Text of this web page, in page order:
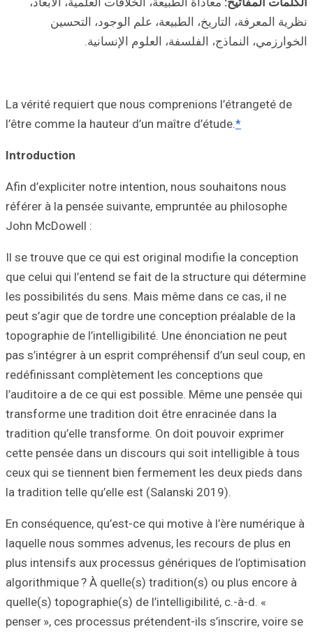
التحسين
La vérité
l’être comme la
Afin d’expliciter
référer à la
Il se trouve que
que celui qui
les possibilités
peut s’agir que
topographie de
pas s’intégrer à
redéfinissant
l’auditoire a de
transforme une
tradition qu’elle
cette pensée
ceux qui se
la tradition telle
En
laquelle nous
plus intensifs
algorithmique ?
quelle(s)
penser », ces